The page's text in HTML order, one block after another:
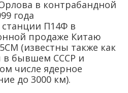
в контрабандной
года
П14Ф в
продаже Китаю
(известны также как
в бывшем СССР и
числе ядерное
до 3000 км).